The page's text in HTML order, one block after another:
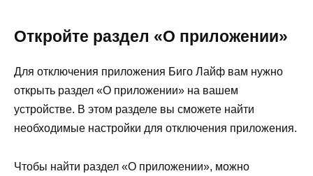
Откройте раздел «О приложении»
Для отключения приложения Биго Лайф вам нужно
открыть раздел «О приложении» на вашем
устройстве. В этом разделе вы сможете найти
необходимые настройки для отключения приложения.
Чтобы найти раздел «О приложении», можно